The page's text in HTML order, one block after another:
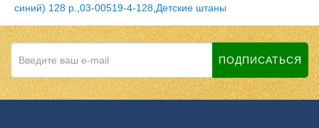
синий) 128 р. 03-00519-4-128 Детские штаны
ПОДПИСАТЬСЯ